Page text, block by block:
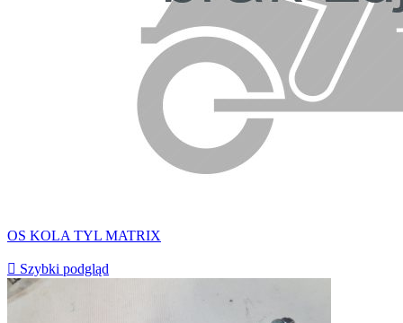
OS KOLA TYL MATRIX
 Szybki podgląd